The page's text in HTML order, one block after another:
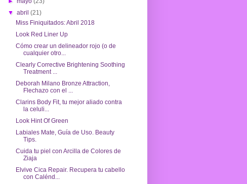
▼abril(21)
Miss Finiquitados: Abril 2018
Look Red Liner Up
Cómo crear un delineador rojo (o de
cualquier otro...
Clearly Corrective Brightening Soothing
Treatment ...
Deborah Milano Bronze Attraction,
Flechazo con el ...
Clarins Body Fit, tu mejor aliado contra
la celuli...
Look Hint Of Green
Labiales Mate, Guía de Uso. Beauty
Tips.
Cuida tu piel con Arcilla de Colores de
Ziaja
Elvive Cica Repair. Recupera tu cabello
con Calénd...